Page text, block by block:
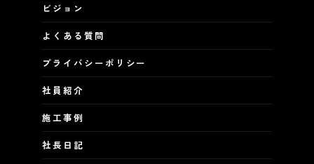
ビジョン
よくある質問
プライバシーポリシー
社員紹介
施工事例
社長日記